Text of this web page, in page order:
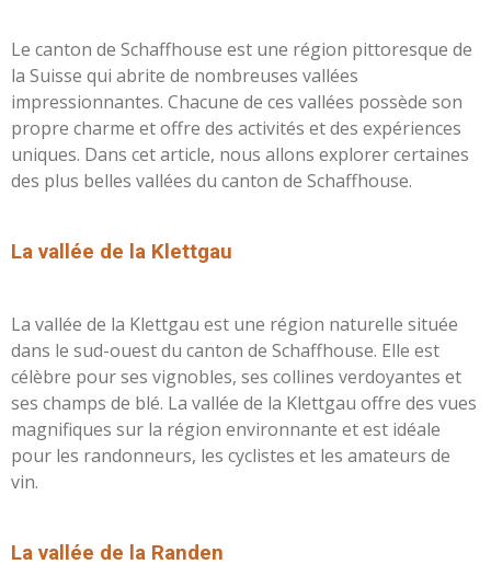
Le canton de Schaffhouse est une région pittoresque de
la Suisse qui abrite de nombreuses vallées
impressionnantes. Chacune de ces vallées possède son
propre charme et offre des activités et des expériences
uniques. Dans cet article, nous allons explorer certaines
des plus belles vallées du canton de Schaffhouse.
La vallée de la Klettgau
La vallée de la Klettgau est une région naturelle située
dans le sud-ouest du canton de Schaffhouse. Elle est
célèbre pour ses vignobles, ses collines verdoyantes et
ses champs de blé. La vallée de la Klettgau offre des vues
magnifiques sur la région environnante et est idéale
pour les randonneurs, les cyclistes et les amateurs de
vin.
La vallée de la Randen